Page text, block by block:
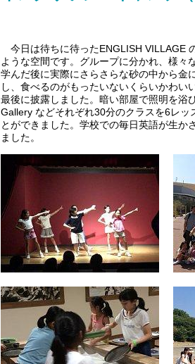
今日は待ちに待ったENGLISH VILLAGE
ような空間です。グループに分かれ、様
学んだ後に実際にさらさらな砂の中から金
し、食べるのがもったいないくらいかわ
最後に披露しました。暗い部屋で照明を浴
Gallery などそれぞれ30分のクラスを6レ
とができました。学校での毎日英語が生
ました。